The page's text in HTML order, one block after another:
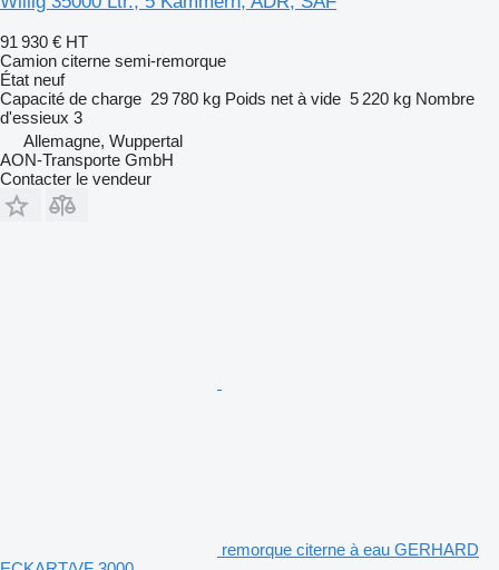
91 930 € HT
Camion citerne semi-remorque
État neuf
Capacité de charge 29 780 kg Poids net à vide 5 220 kg Nombre
d'essieux 3
Allemagne, Wuppertal
AON-Transporte GmbH
Contacter le vendeur
remorque citerne à eau GERHARD